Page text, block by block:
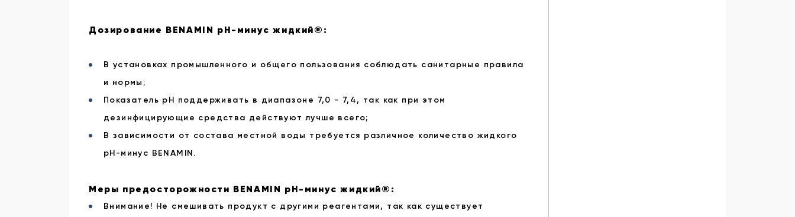
Дозирование BENAMIN pH-минус жидкий®:
В установках промышленного и общего пользования соблюдать санитарные правила
и нормы;
Показатель pH поддерживать в диапазоне 7,0 - 7,4, так как при этом
дезинфицирующие средства действуют лучше всего;
В зависимости от состава местной воды требуется различное количество жидкого
pH-минус BENAMIN.
Меры предосторожности BENAMIN pH-минус жидкий®:
Внимание! Не смешивать продукт с другими реагентами, так как существует